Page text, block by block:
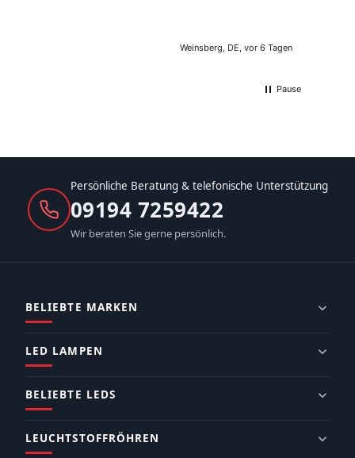
Weinsberg, DE, vor 6 Tagen
Pause
Persönliche Beratung & telefonische Unterstützung
09194 7259422
Wir beraten Sie gerne persönlich.
BELIEBTE MARKEN
LED LAMPEN
BELIEBTE LEDS
LEUCHTSTOFFRÖHREN